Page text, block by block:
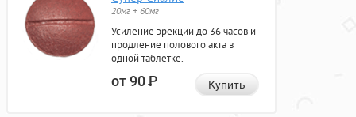
20мг + 60мг
Усиление эрекции до 36 часов и
продление полового акта в
одной таблетке.
от 90Р Купить